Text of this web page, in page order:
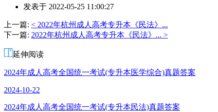
者：
老
师
发表于 2022-05-25 11:00:27
上一篇: < 2022年杭州成人高考专升本《民法》...
下一篇: 2022年杭州成人高考专升本《民法》... >
延伸阅读
2024年成人高考全国统一考试(专升本医学综合)真题答案
2024-10-22
2024年成人高考全国统一考试(专升本民法)真题答案